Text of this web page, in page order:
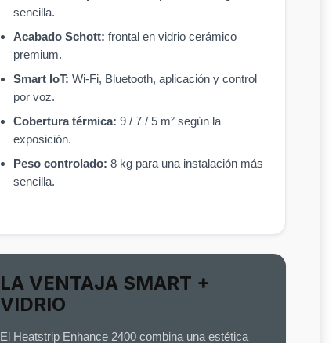
sencilla.
Acabado Schott: frontal en vidrio cerámico
premium.
Smart IoT: Wi-Fi, Bluetooth, aplicación y control
por voz.
Cobertura térmica: 9 / 7 / 5 m² según la
exposición.
Peso controlado: 8 kg para una instalación más
sencilla.
LA VENTAJA SMART +
VIDRIO
El Heatstrip Enhance 2400 combina una estética